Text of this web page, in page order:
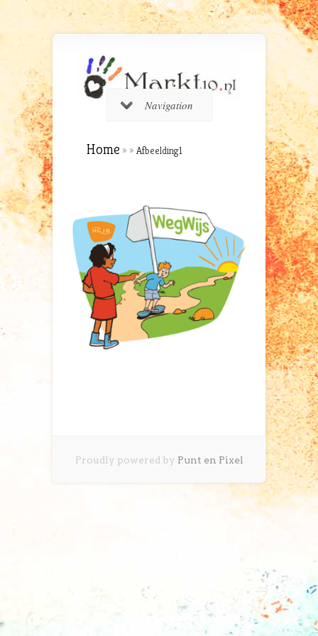
Navigation
Home » » Afbeelding1
Proudly powered by Punt en Pixel